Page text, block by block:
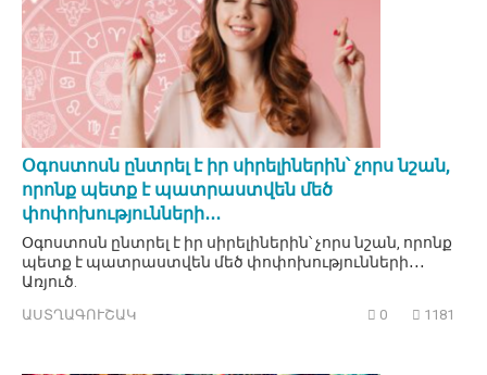
Օգոստոսն ընտրել է իր սիրելիներին՝ չորս նշան,
որոնք պետք է պատրաստվեն մեծ
փոփոխությունների․․․
Օգոստոսն ընտրել է իր սիրելիներին՝ չորս նշան, որոնք
պետք է պատրաստվեն մեծ փոփոխությունների․․․
Առյուծ.
ԱՍՏՂԱԳՈՒՇԱԿ 0 1181